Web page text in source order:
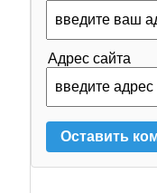
Адрес сайта